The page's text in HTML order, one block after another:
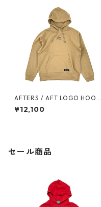
AFTERS / AFT LOGO HOODI
E
¥12,100
セール商品